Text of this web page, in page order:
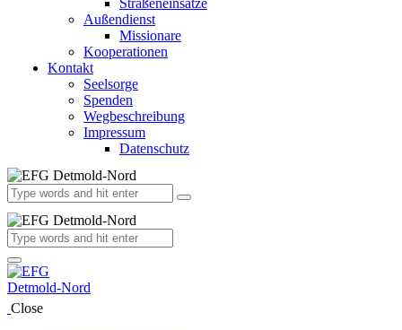
Straßeneinsätze
Außendienst
Missionare
Kooperationen
Kontakt
Seelsorge
Spenden
Wegbeschreibung
Impressum
Datenschutz
Close